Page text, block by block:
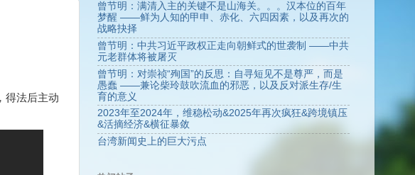
得法后主动
曾节明：满清入主的关键不是山海关。。。汉本位的百年
梦醒 ——鲜为人知的甲申、赤化、六四因素，以及再次的
战略抉择
曾节明：中共习近平政权正走向朝鲜式的世袭制 ——中共
元老群体将被屠灭
曾节明：对崇祯“殉国”的反思：自寻短见不是尊严，而是
愚蠢 ——兼论柴玲鼓吹流血的邪恶，以及反对派生存/生
育的意义
2023年至2024年，维稳松动&2025年再次疯狂&跨境镇压
&活摘经济&横征暴敛
台湾新闻史上的巨大污点